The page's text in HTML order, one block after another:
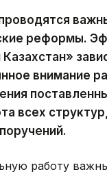
реформы.
внимание
всех
работу